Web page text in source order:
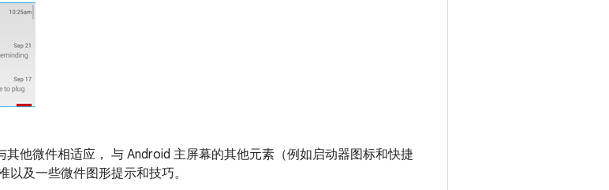
他微件相适应， 与 Android 主屏幕的其他元素（例如启动器图标和快捷
及一些微件图形提示和技巧。